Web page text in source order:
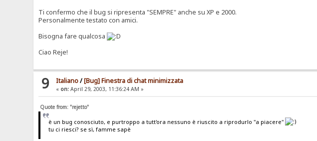
Ti confermo che il bug si ripresenta "SEMPRE" anche su XP e 2000.
Personalmente testato con amici.
Bisogna fare qualcosa
Ciao Reje!
9 Italiano/[Bug] Finestra di chat minimizzata
« on: April 29, 2003, 11:36:24 AM »
Quote from: "rejetto"
è un bug conosciuto, e purtroppo a tutt'ora nessuno è riuscito a riprodurlo "a piacere"
tu ci riesci? se sì, famme sapè